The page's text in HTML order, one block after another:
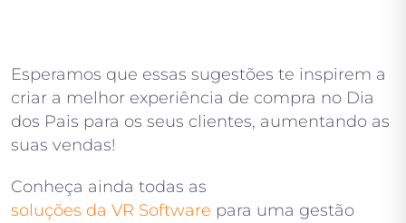
Esperamos que essas sugestões te inspirem a
criar a melhor experiência de compra no Dia
dos Pais para os seus clientes, aumentando as
suas vendas!
Conheça ainda todas as
soluções da VR Software para uma gestão